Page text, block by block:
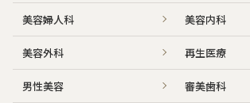
美容婦人科 美容内科
美容外科 再生医療
男性美容 審美歯科